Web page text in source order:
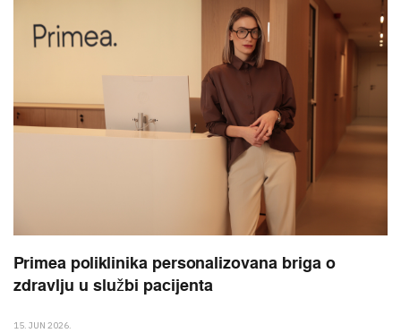
Primea poliklinika personalizovana briga o
zdravlju u službi pacijenta
15. JUN 2026.